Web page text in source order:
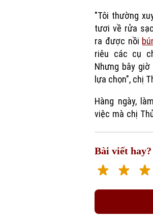
"Tôi thường
tươi về rửa
ra được nồi
riêu các cụ
Nhưng bây
lựa chọn", chị
Hàng ngày,
việc mà chị
Bài viết